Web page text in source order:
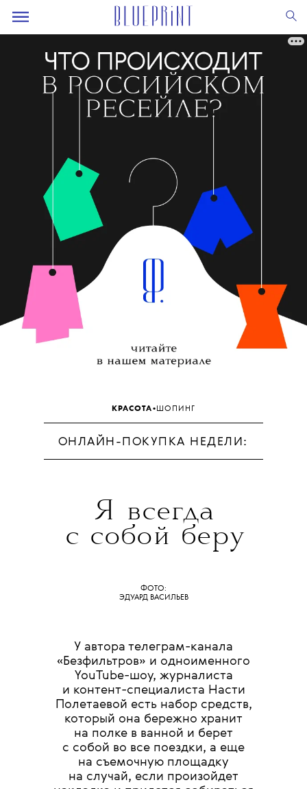
КРАСОТА•ШОПИНГ
ОНЛАЙН-ПОКУПКА НЕДЕЛИ:
Я всегда
с собой беру
ФОТО:
ЭДУАРД ВАСИЛЬЕВ
У автора телеграм-канала
«Безфильтров» и одноименного
YouTube-шоу, журналиста
и контент-специалиста Насти
Полетаевой есть набор средств,
который она бережно хранит
на полке в ванной и берет
с собой во все поездки, а еще
на съемочную площадку
на случай, если произойдет